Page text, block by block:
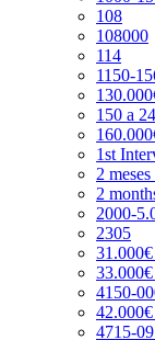
108
108000
114
1150-
150 a
1st
2
2
2000-
2305
4150-
4715-